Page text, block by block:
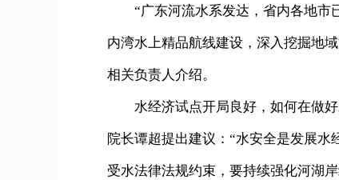
“广东河流水系发达，省内各地市
内湾水上精品航线建设，深入挖掘地
相关负责人介绍。
水经济试点开局良好，如何在做
院长谭超提出建议：“水安全是发展
受水法律法规约束，要持续强化河湖